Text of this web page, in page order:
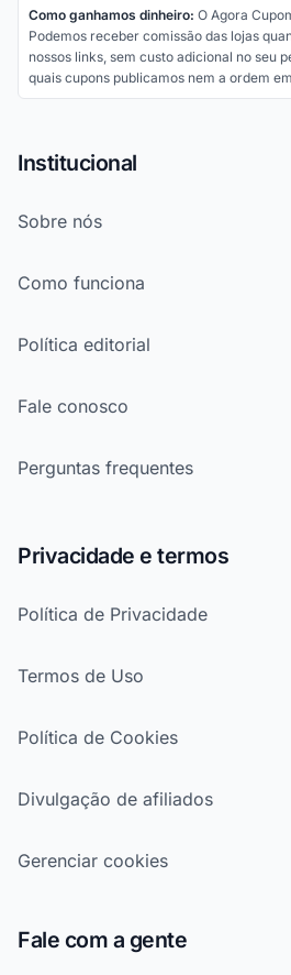
Como ganhamos dinheiro: O Agora
Podemos receber comissão das lojas
nossos links, sem custo adicional no seu
quais cupons publicamos nem a ordem
Institucional
Sobre nós
Como funciona
Política editorial
Fale conosco
Perguntas frequentes
Privacidade e termos
Política de Privacidade
Termos de Uso
Política de Cookies
Divulgação de afiliados
Gerenciar cookies
Fale com a gente